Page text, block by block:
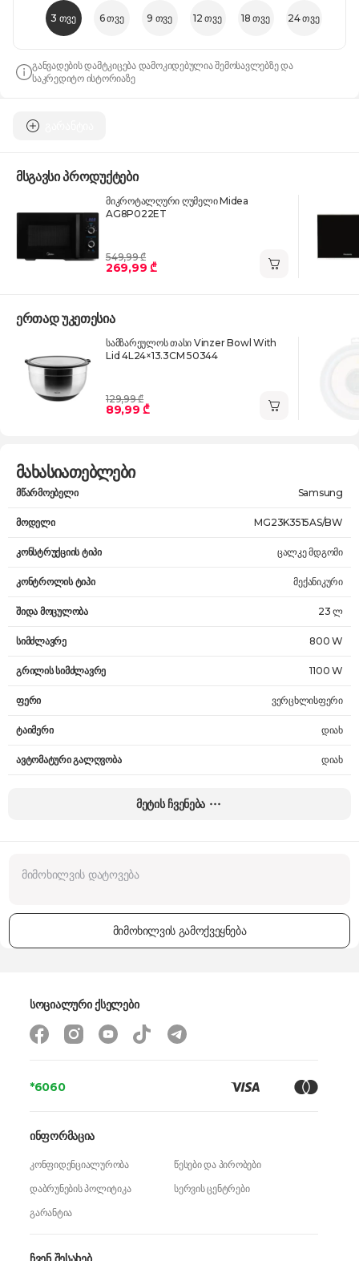
3 თვე 6 თვე 9 თვე 12 თვე 18 თვე 24 თვე
განვადების დამტკიცება დამოკიდებულია შემოსავლებზე და
საკრედიტო ისტორიაზე
მსგავსი პროდუქტები
მიკროტალღური ღუმელი Midea
AG8P022ET
549,99 ₾
269,99 ₾
ერთად უკეთესია
სამზარეულოს თასი Vinzer Bowl With
Lid 4L24×13.3CM 50344
129,99 ₾
89,99 ₾
მახასიათებლები
მწარმოებელი Samsung
მოდელი MG23K3515AS/BW
კონსტრუქციის ტიპი ცალკე მდგომი
კონტროლის ტიპი მექანიკური
შიდა მოცულობა 23 ლ
სიმძლავრე 800 W
გრილის სიმძლავრე 1100 W
ფერი ვერცხლისფერი
ტაიმერი დიახ
ავტომატური გალღვობა დიახ
გრილი
მეტის ჩვენება
მიმოხილვის გამოქვეყნება
*6060
ინფორმაცია
კონფიდენციალურობა
წესები და პირობები
დაბრუნების პოლიტიკა
სერვის ცენტრები
გარანტია
სოციალური ქსელები